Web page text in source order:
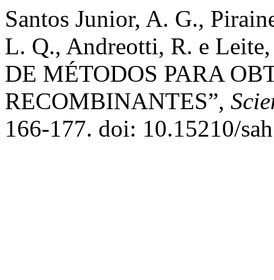
Santos Junior, A. G.,
L. Q., Andreotti, R. e
DE MÉTODOS PARA
RECOMBINANTES”,
166-177. doi: 10.15210/